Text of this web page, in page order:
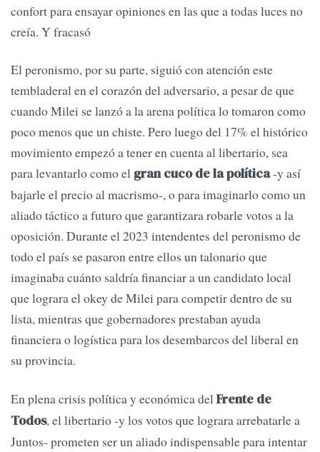
confort para ensayar opiniones en las que a todas luces no
creía. Y fracasó
El peronismo, por su parte, siguió con atención este
tembladeral en el corazón del adversario, a pesar de que
cuando Milei se lanzó a la arena política lo tomaron como
poco menos que un chiste. Pero luego del 17% el histórico
movimiento empezó a tener en cuenta al libertario, sea
para levantarlo como el gran cuco de la política-y así
bajarle el precio al macrismo-, o para imaginarlo como un
aliado táctico a futuro que garantizara robarle votos a la
oposición. Durante el 2023 intendentes del peronismo de
todo el país se pasaron entre ellos un talonario que
imaginaba cuánto saldría financiar a un candidato local
que lograra el okey de Milei para competir dentro de su
lista, mientras que gobernadores prestaban ayuda
financiera o logística para los desembarcos del liberal en
su provincia.
En plena crisis política y económica delFrente de
Todos, el libertario -y los votos que lograra arrebatarle a
Juntos- prometen ser un aliado indispensable para intentar